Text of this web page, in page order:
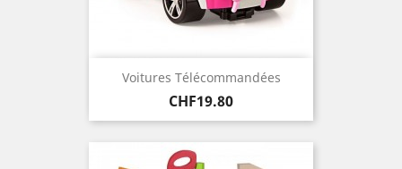
Voitures Télécommandées
Price
CHF19.80